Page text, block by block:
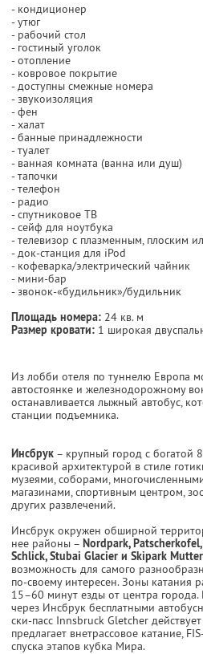
- кондиционер
- утюг
- рабочий стол
- гостиный уголок
- отопление
- ковровое покрытие
- доступны смежные номера
- звукоизоляция
- фен
- халат
- банные принадлежности
- туалет
- ванная комната (ванна или душ)
- тапочки
- телефон
- радио
- спутниковое ТВ
- сейф для ноутбука
- телевизор с плазменным, плоским
- док-станция для iPod
- кофеварка/электрический чайник
- мини-бар
- звонок-«будильник»/будильник
Площадь номера: 24 кв. м
Размер кровати: 1 широкая
Из лобби отеля по туннелю Европа
автостоянке и железнодорожному
останавливается лыжный автобус,
станции подъемника.
Инсбрук – крупный город с богатой
красивой архитектурой в стиле
музеями, соборами,
магазинами, спортивным центром,
других развлечений.
Инсбрук окружен обширной
нее районы – Nordpark,
Schlick, Stubai Glacier и Skipark
возможность для самого
по-своему интересен. Зоны катания
15–60 минут езды от центра города.
через Инсбрук бесплатными
ски-пасс Innsbruck Gletcher
предлагает внетрассовое катание,
спуска этапов кубка Мира.